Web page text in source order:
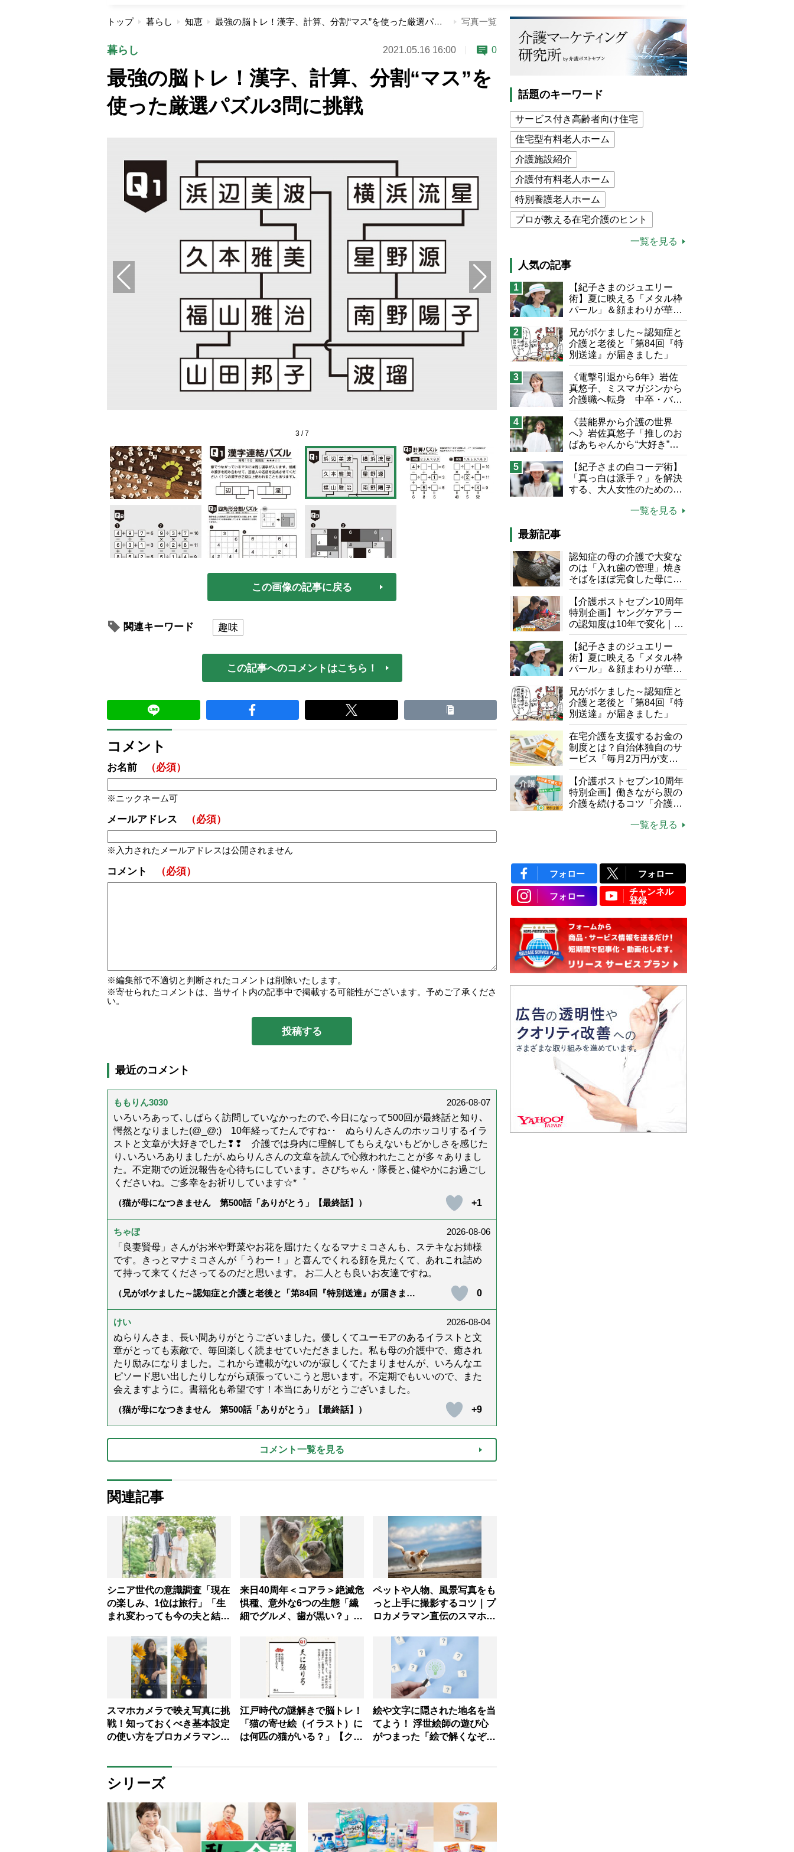
トップ 暮らし 知恵 最強の脳トレ！漢字、計算、分割“マス”を使った厳選パズル3問に挑戦 写真一覧
暮らし 2021.05.16 16:00 0
最強の脳トレ！漢字、計算、分割“マス”を
使った厳選パズル3問に挑戦
時間：10分
3/7
この画像の記事に戻る
関連キーワード 趣味
この記事へのコメントはこちら！
コメント
お名前 （必須）
ニックネーム可
メールアドレス （必須）
入力されたメールアドレスは公開されません
コメント （必須）
編集部で不適切と判断されたコメントは削除いたします。
寄せられたコメントは、当サイト内の記事中で掲載する可能性がございます。予めご了承くださ
い。
最近のコメント
ももりん3030
2026-08-07
いろいろあって､しばらく訪問していなかったので､今日になって500回が最終話と知り､
愕然となりました(@_@;) 10年経ってたんですね･･ ぬらりんさんのホッコリするイラ
ストと文章が大好きでした❢❢ 介護では身内に理解してもらえないもどかしさを感じた
り､いろいろありましたが､ぬらりんさんの文章を読んで心救われたことが多々ありまし
た。不定期での近況報告を心待ちにしています。さびちゃん・隊長と､健やかにお過ごし
くださいね。ご多幸をお祈りしています☆*゜
（猫が母になつきません 第500話「ありがとう」【最終話】）
+1
ちゃぼ
2026-08-06
「良妻賢母」さんがお米や野菜やお花を届けたくなるマナミコさんも、ステキなお姉様
です。きっとマナミコさんが「うわー！」と喜んでくれる顔を見たくて、あれこれ詰め
て持って来てくださってるのだと思います。 お二人とも良いお友達ですね。
（兄がボケました～認知症と介護と老後と「第84回『特別送達』が届きまし
0
けい
2026-08-04
ぬらりんさま、長い間ありがとうございました。優しくてユーモアのあるイラストと文
章がとっても素敵で、毎回楽しく読ませていただきました。私も母の介護中で、癒され
たり励みになりました。これから連載がないのが寂しくてたまりませんが、いろんなエ
ピソード思い出したりしながら頑張っていこうと思います。不定期でもいいので、また
会えますように。書籍化も希望です！本当にありがとうございました。
（猫が母になつきません 第500話「ありがとう」【最終話】）
+9
コメント一覧を見る
関連記事
シニア世代の意識調査「現在
の楽しみ、1位は旅行」「生
まれ変わっても今の夫と結婚
71％と男女差も
来日40周年＜コアラ＞絶滅危
惧種、意外な6つの生態「繊
細でグルメ、歯が黒い？」
ペットや人物、風景写真をも
っと上手に撮影するコツ｜プ
ロカメラマン直伝のスマホ撮
イテムの撮り方つき】
スマホカメラで映え写真に挑
戦！知っておくべき基本設定
の使い方をプロカメラマンが
江戸時代の謎解きで脳トレ！
「猫の寄せ絵（イラスト）に
は何匹の猫がいる？」【クイ
絵や文字に隠された地名を当
てよう！ 浮世絵師の遊び心
がつまった「絵で解くなぞな
シリーズ
話題のキーワード
サービス付き高齢者向け住宅
住宅型有料老人ホーム
介護施設紹介
介護付有料老人ホーム
特別養護老人ホーム
プロが教える在宅介護のヒント
介護食
高木ブー
ケアマネジャー
猫が母になつきません
息子の遠距離介護サバイバル術
兄がボケました
便利なサービス
予防法
一覧を見る
人気の記事
1
【紀子さまのジュエリー
術】夏に映える「メタル枠
パール」＆顔まわりが華や
ぐ「揺れる一粒」の使い分
け方
2
兄がボケました～認知症と
介護と老後と「第84回『特
別送達』が届きました」
3
《電撃引退から6年》岩佐
真悠子、ミスマガジンから
介護職へ転身 中卒・バイ
ト経験ゼロの彼女が見つけ
た“居場所”「社会の役に立
ちながら自分らしくいられ
る」
4
《芸能界から介護の世界
へ》岩佐真悠子「推しのお
ばあちゃんから“大好き”を
もらえる」理不尽さも吹き
飛ぶ“やりがい”、介護の現
場は「愛おしい」
5
【紀子さまの白コーデ術】
「真っ白は派手？」を解決
する、大人女性のための上
一覧を見る
最新記事
認知症の母の介護で大変な
のは「入れ歯の管理」焼き
そばをほぼ完食した母に息
子が血の気が引いた理由
【介護ポストセブン10周年
特別企画】ヤングケアラー
の認知度は10年で変化｜流
行語大賞にノミネート、法
律にも明記されたが果たし
て現在は？
【紀子さまのジュエリー
術】夏に映える「メタル枠
パール」＆顔まわりが華や
ぐ「揺れる一粒」の使い分
け方
兄がボケました～認知症と
介護と老後と「第84回『特
別送達』が届きました」
在宅介護を支援するお金の
制度とは？自治体独自のサ
ービス「毎月2万円が支給
される」ケースも【FP解
説】
【介護ポストセブン10周年
特別企画】働きながら親の
介護を続けるコツ「介護は
のフェーズに分けて考えて
一覧を見る
フォロー フォロー
フォロー
チャンネル
登録